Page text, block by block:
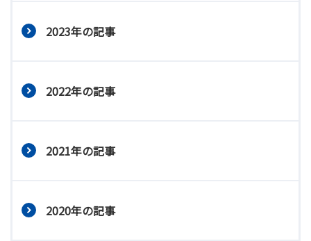
2023年の記事
2022年の記事
2021年の記事
2020年の記事